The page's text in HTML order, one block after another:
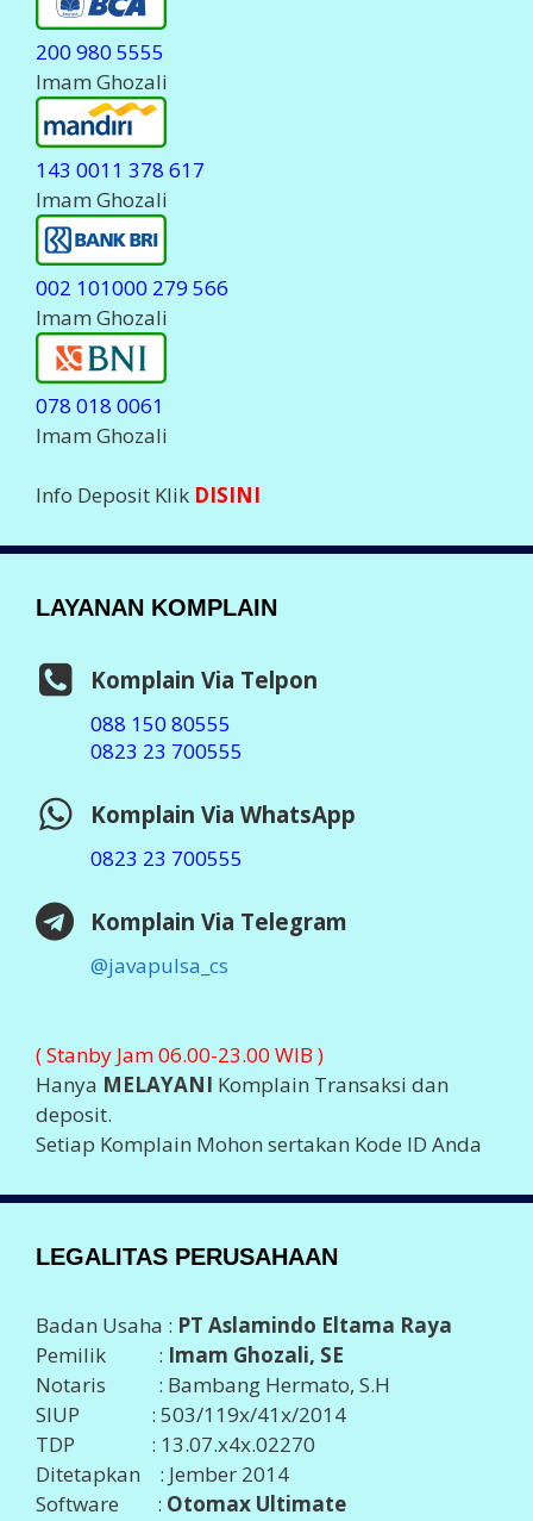
200 980 5555
Imam Ghozali
143 0011 378 617
Imam Ghozali
002 101000 279 566
Imam Ghozali
078 018 0061
Imam Ghozali
Info Deposit Klik DISINI
LAYANAN KOMPLAIN
Komplain Via Telpon
088 150 80555
0823 23 700555
Komplain Via WhatsApp
0823 23 700555
Komplain Via Telegram
@javapulsa_cs
( Stanby Jam 06.00-23.00 WIB )
Hanya MELAYANI Komplain Transaksi dan
deposit.
Setiap Komplain Mohon sertakan Kode ID Anda
LEGALITAS PERUSAHAAN
Badan Usaha : PT Aslamindo Eltama Raya
Pemilik : Imam Ghozali, SE
Notaris : Bambang Hermato, S.H
SIUP : 503/119x/41x/2014
TDP : 13.07.x4x.02270
Ditetapkan : Jember 2014
Software : Otomax Ultimate